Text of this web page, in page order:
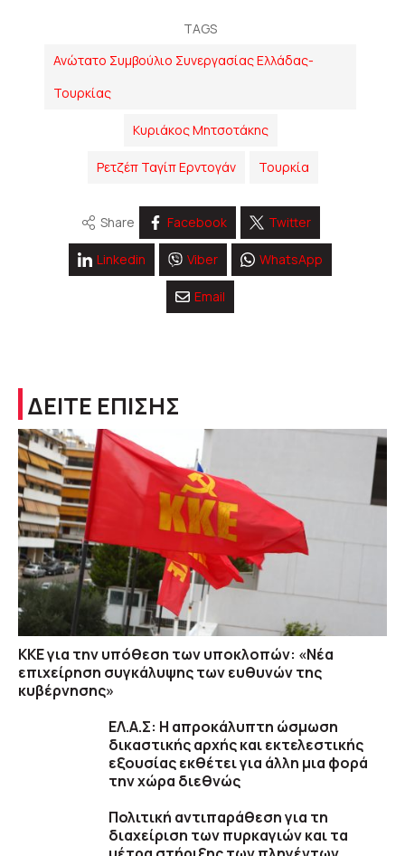
TAGS
Ανώτατο Συμβούλιο Συνεργασίας Ελλάδας-
Τουρκίας
Κυριάκος Μητσοτάκης
Ρετζέπ Ταγίπ Ερντογάν Τουρκία
Share Facebook Twitter
Linkedin Viber WhatsApp
Email
ΔΕΙΤΕ ΕΠΙΣΗΣ
ΚΚΕ για την υπόθεση των υποκλοπών: «Νέα
επιχείρηση συγκάλυψης των ευθυνών της
κυβέρνησης»
ΕΛ.Α.Σ: Η απροκάλυπτη ώσμωση
δικαστικής αρχής και εκτελεστικής
εξουσίας εκθέτει για άλλη μια φορά
την χώρα διεθνώς
Πολιτική αντιπαράθεση για τη
διαχείριση των πυρκαγιών και τα